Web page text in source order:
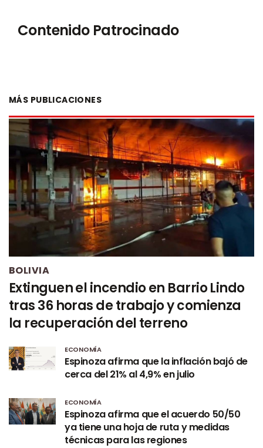
Contenido Patrocinado
MÁS PUBLICACIONES
BOLIVIA
Extinguen el incendio en Barrio Lindo
tras 36 horas de trabajo y comienza
la recuperación del terreno
ECONOMÍA
Espinoza afirma que la inflación bajó de
cerca del 21% al 4,9% en julio
ECONOMÍA
Espinoza afirma que el acuerdo 50/50
ya tiene una hoja de ruta y medidas
técnicas para las regiones